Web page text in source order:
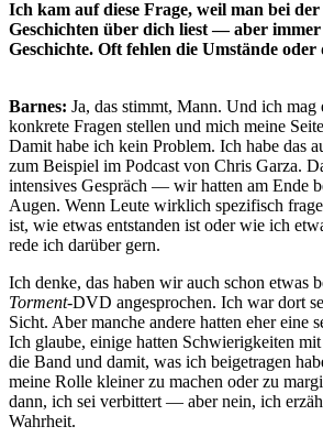
Ich kam auf diese Frage, weil man bei
Geschichten über dich liest — aber
Geschichte. Oft fehlen die Umstände
Barnes: Ja, das stimmt, Mann. Und ich
konkrete Fragen stellen und mich meine
Damit habe ich kein Problem. Ich habe das
zum Beispiel im Podcast von Chris Garza.
intensives Gespräch — wir hatten am Ende
Augen. Wenn Leute wirklich spezifisch
ist, wie etwas entstanden ist oder wie ich
rede ich darüber gern.
Ich denke, das haben wir auch schon etwas
Torment-DVD angesprochen. Ich war dort
Sicht. Aber manche andere hatten eher eine
Ich glaube, einige hatten Schwierigkeiten
die Band und damit, was ich beigetragen
meine Rolle kleiner zu machen oder zu
dann, ich sei verbittert — aber nein, ich
Wahrheit.